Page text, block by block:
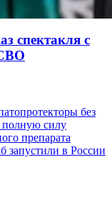
спектакля с
без
полную силу
препарата
запустили в России